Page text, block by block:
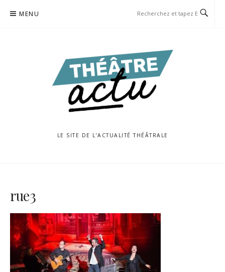
MENU
LE SITE DE L’ACTUALITÉ THÉÂTRALE
rue3